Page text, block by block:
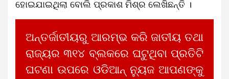
ହୋଇଯାଇଥିଲା ବୋଲି ପ୍ରକାଶ ମିଶ୍ର ଲେଖିଛନ୍ତି ।
ଅନ୍ତର୍ଜାତୀୟରୁ ଆରମ୍ଭ କରି ଜାତୀୟ ତଥା
ରାଜ୍ୟର ୩୧୪ ବ୍ଲକରେ ଘଟୁଥିବା ପ୍ରତିଟି
ଘଟଣା ଉପରେ ଓଡିଆନ୍ ନ୍ୟୁଜ ଆପଣଙ୍କୁ